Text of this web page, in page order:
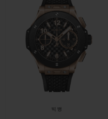
빅뱅